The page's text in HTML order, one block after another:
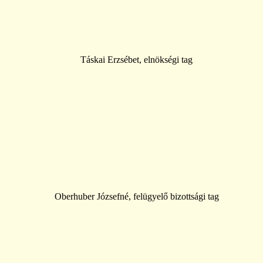
Táskai Erzsébet, elnökségi tag
Oberhuber Józsefné, felügyelő bizottsági tag